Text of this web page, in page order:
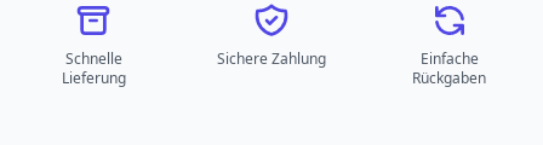
Schnelle
Lieferung
Sichere Zahlung
Einfache
Rückgaben